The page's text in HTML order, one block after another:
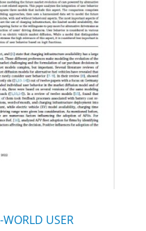
USER